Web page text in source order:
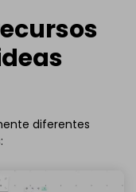
diferentes